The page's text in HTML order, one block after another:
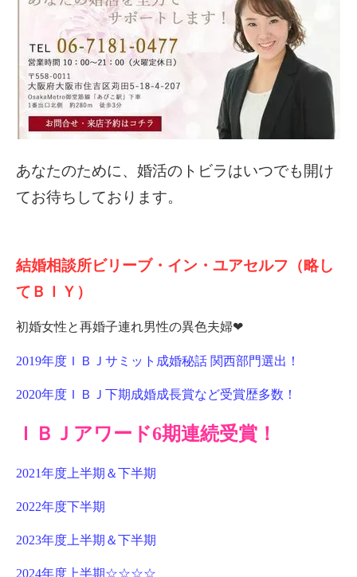
あなたのために、婚活のトビラはいつでも開け
てお待ちしております。
結婚相談所ビリーブ・イン・ユアセルフ（略し
てＢＩＹ）
初婚女性と再婚子連れ男性の異色夫婦❤
2019年度ＩＢＪサミット成婚秘話 関西部門選出！
2020年度ＩＢＪ下期成婚成長賞など受賞歴多数！
ＩＢＪアワード6期連続受賞！
2021年度上半期＆下半期
2022年度下半期
2023年度上半期＆下半期
2024年度上半期☆☆☆☆